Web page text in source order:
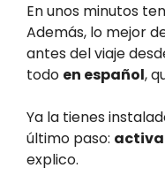
En unos minutos
Además, lo mejor
antes del viaje
todo en español,
Ya la tienes
último paso:
explico.